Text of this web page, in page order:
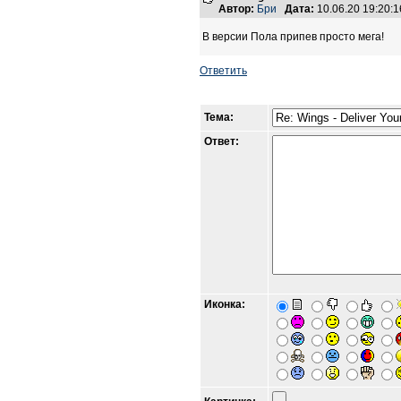
Автор: Бри Дата: 10.06.20
В версии Пола припев просто мега!
Ответить
Тема:
Ответ:
Иконка: